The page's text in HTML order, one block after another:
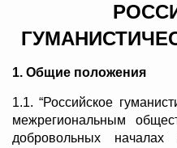
1. Общие положения
1.1. “Российское
межрегиональным
добровольных